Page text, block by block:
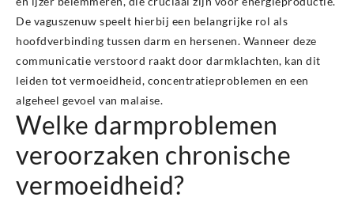
De vaguszenuw speelt hierbij een belangrijke rol als
hoofdverbinding tussen darm en hersenen. Wanneer deze
communicatie verstoord raakt door darmklachten, kan dit
leiden tot vermoeidheid, concentratieproblemen en een
algeheel gevoel van malaise.
Welke darmproblemen
veroorzaken chronische
vermoeidheid?